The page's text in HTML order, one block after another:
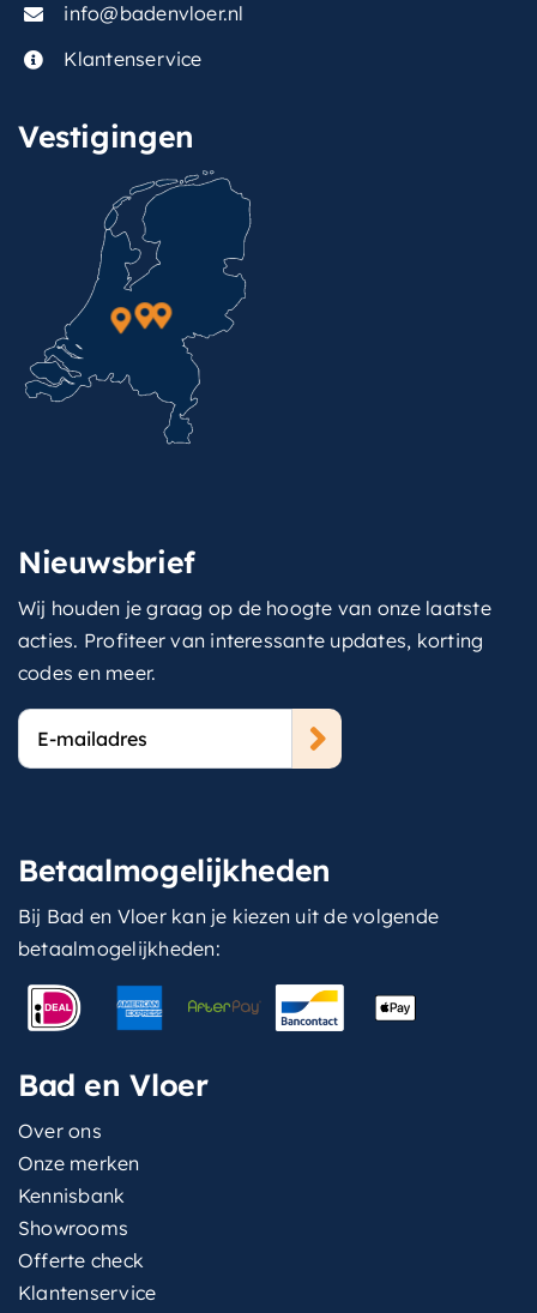
info@badenvloer.nl
Klantenservice
Vestigingen
Nieuwsbrief
Wij houden je graag op de hoogte van onze laatste
acties. Profiteer van interessante updates, korting
codes en meer.
E-
mailadres
Betaalmogelijkheden
Bij Bad en Vloer kan je kiezen uit de volgende
betaalmogelijkheden:
Bad en Vloer
Over ons
Onze merken
Kennisbank
Showrooms
Offerte check
Klantenservice